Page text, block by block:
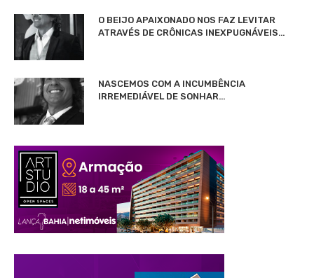
O BEIJO APAIXONADO NOS FAZ LEVITAR
ATRAVÉS DE CRÔNICAS INEXPUGNÁVEIS…
NASCEMOS COM A INCUMBÊNCIA
IRREMEDIÁVEL DE SONHAR…